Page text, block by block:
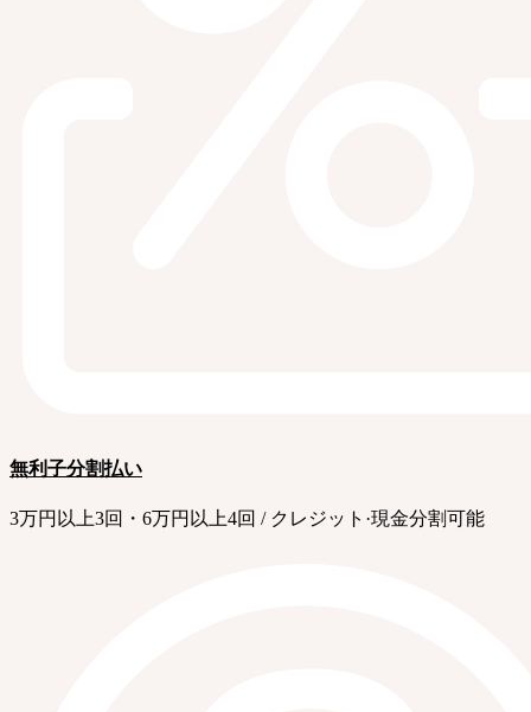
無利子分割払い
3万円以上3回・6万円以上4回 / クレジット·現金分割可能